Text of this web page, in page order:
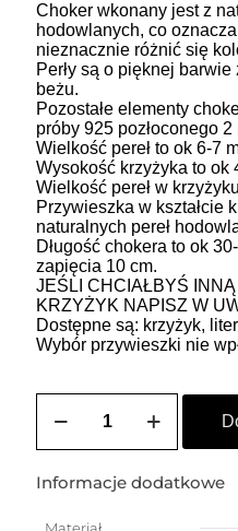
Choker wkonany jest z
hodowlanych, co
nieznacznie różnić się
Perły są o pięknej
beżu.
Pozostałe elementy
próby 925 pozłoconego
Wielkość pereł to ok 6-7
Wysokość krzyżyka to ok
Wielkość pereł w
Przywieszka w kształcie
naturalnych pereł
Długość chokera to ok
zapięcia 10 cm.
JEŚLI CHCIAŁBYŚ
KRZYŻYK NAPISZ W
Dostępne są: krzyżyk,
Wybór przywieszki nie
Choker
(perły
przywieszka
Informacje dodatkowe